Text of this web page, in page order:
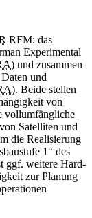
RFM: das
Experimental
) und zusammen
und
). Beide stellen
von
vollumfängliche
Satelliten und
die Realisierung
1“ des
ggf. weitere Hard-
zur Planung